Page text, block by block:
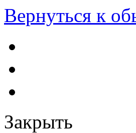
Вернуться к
Закрыть